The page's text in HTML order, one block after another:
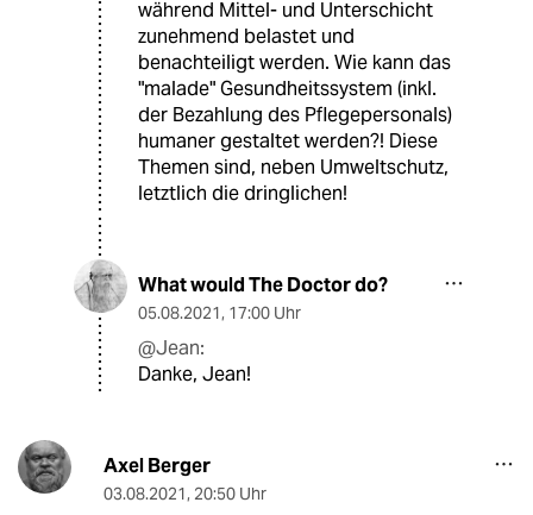
während Mittel- und Unterschicht
zunehmend belastet und
benachteiligt werden. Wie kann das
"malade" Gesundheitssystem (inkl.
der Bezahlung des Pflegepersonals)
humaner gestaltet werden?! Diese
Themen sind, neben Umweltschutz,
letztlich die dringlichen!
What would The Doctor do?
05.08.2021, 17:00 Uhr
@Jean:
Danke, Jean!
Axel Berger
03.08.2021, 20:50 Uhr